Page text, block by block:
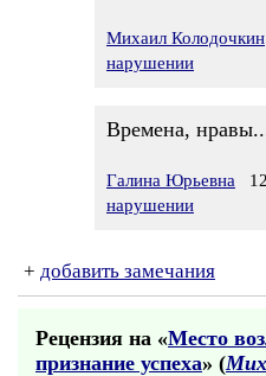
Михаил Колодочкин
нарушении
Времена,
Галина Юрьевна
нарушении
+ добавить замечания
Рецензия на «Место
признание успеха» (